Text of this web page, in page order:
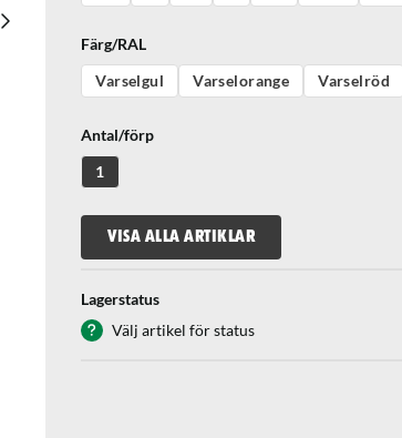
Färg/RAL
Varselgul
Varselorange Varselröd
Antal/förp
1
VISA ALLA ARTIKLAR
Lagerstatus
Välj artikel för status